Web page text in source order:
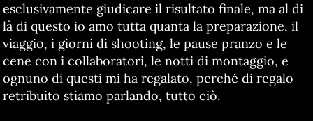
esclusivamente giudicare il risultato finale, ma al di
là di questo io amo tutta quanta la preparazione, il
viaggio, i giorni di shooting, le pause pranzo e le
cene con i collaboratori, le notti di montaggio, e
ognuno di questi mi ha regalato, perché di regalo
retribuito stiamo parlando, tutto ciò.